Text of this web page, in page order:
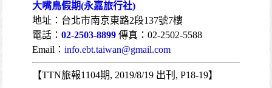
大嘴鳥假期(永嘉旅行社)
地址：台北市南京東路2段137號7樓
電話：02-2503-8899 傳真：02-2502-5588
Email：info.ebt.taiwan@gmail.com
【TTN旅報1104期, 2019/8/19 出刊, P18-19】